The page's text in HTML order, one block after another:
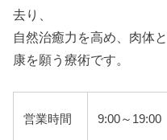
去り、
自然治癒力を高め、肉体
康を願う療術です。
営業時間 9:00～19:00